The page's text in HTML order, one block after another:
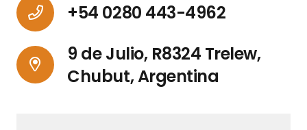
+54 0280 443-4962
9 de Julio, R8324 Trelew,
Chubut, Argentina